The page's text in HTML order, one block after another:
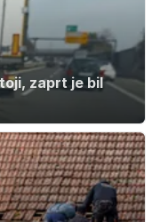
zaprt je bil